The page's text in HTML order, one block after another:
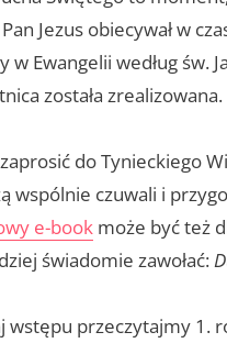
Jezus obiecywał w
w Ewangelii według św.
została zrealizowana.
do Tynieckiego
wspólnie czuwali i
e-book może być też
świadomie zawołać:
wstępu przeczytajmy 1.